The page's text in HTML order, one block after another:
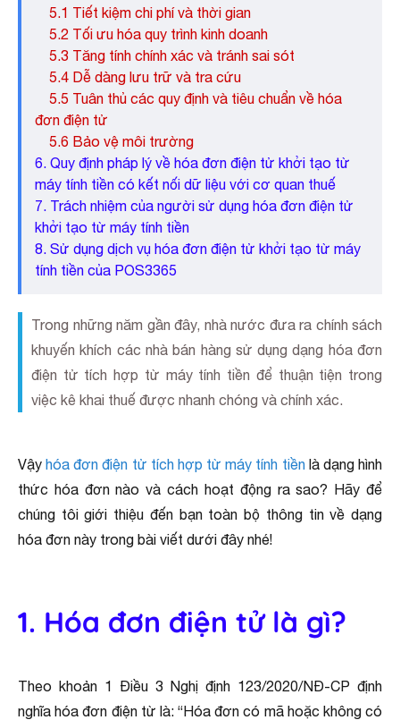
5.1 Tiết kiệm chi phí và thời gian
5.2 Tối ưu hóa quy trình kinh doanh
5.3 Tăng tính chính xác và tránh sai sót
5.4 Dễ dàng lưu trữ và tra cứu
5.5 Tuân thủ các quy định và tiêu chuẩn về hóa
đơn điện tử
5.6 Bảo vệ môi trường
6. Quy định pháp lý về hóa đơn điện tử khởi tạo từ
máy tính tiền có kết nối dữ liệu với cơ quan thuế
7. Trách nhiệm của người sử dụng hóa đơn điện tử
khởi tạo từ máy tính tiền
8. Sử dụng dịch vụ hóa đơn điện tử khởi tạo từ máy
tính tiền của POS3365
Trong những năm gần đây, nhà nước đưa ra chính sách
khuyến khích các nhà bán hàng sử dụng dạng hóa đơn
điện tử tích hợp từ máy tính tiền để thuận tiện trong
việc kê khai thuế được nhanh chóng và chính xác.
Vậyhóa đơn điện tử tích hợp từ máy tính tiềnlà dạng hình
thức hóa đơn nào và cách hoạt động ra sao? Hãy để
chúng tôi giới thiệu đến bạn toàn bộ thông tin về dạng
hóa đơn này trong bài viết dưới đây nhé!
1. Hóa đơn điện tử là gì?
Theo khoản 1 Điều 3 Nghị định 123/2020/NĐ-CP định
nghĩa hóa đơn điện từ là: “Hóa đơn có mã hoặc không có